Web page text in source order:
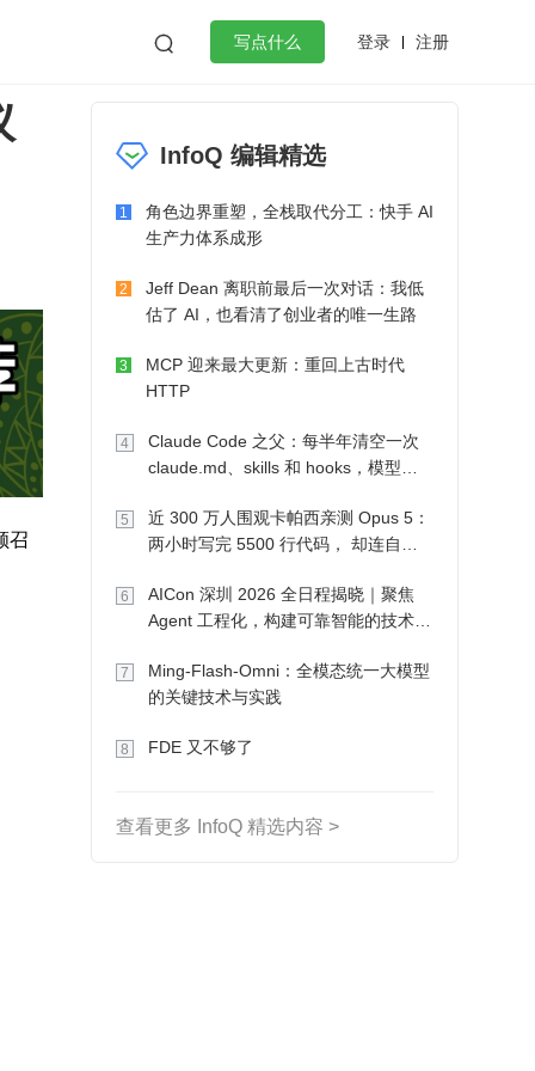
 写点什么 登录 注册
作
微服务架构 flutter
召
InfoQ 编辑精选
1
角色边界重塑，全栈取代分工：快手 AI
生产力体系成形
2
Jeff Dean 离职前最后一次对话：我低
估了 AI，也看清了创业者的唯一生路
3
MCP 迎来最大更新：重回上古时代
HTTP
4
Claude Code 之父：每半年清空一次
claude.md、skills 和 hooks，模型自
5
近 300 万人围观卡帕西亲测 Opus 5：
两小时写完 5500 行代码， 却连自己
6
AICon 深圳 2026 全日程揭晓｜聚焦
Agent 工程化，构建可靠智能的技术路
7
Ming-Flash-Omni：全模态统一大模型
的关键技术与实践
8 FDE 又不够了
查看更多 InfoQ 精选内容 >